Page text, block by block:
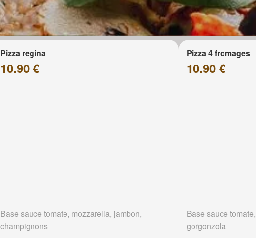
Pizza regina
10.90 €
Base sauce tomate, mozzarella, jambon,
champignons
Pizza 4 fromages
10.90 €
Base sauce
gorgonzola